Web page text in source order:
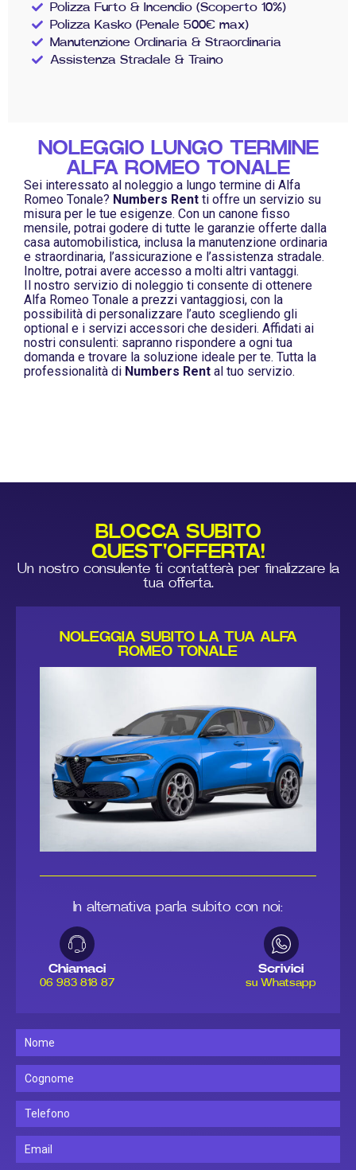
Polizza Furto & Incendio (Scoperto 10%)
Polizza Kasko (Penale 500€ max)
Manutenzione Ordinaria & Straordinaria
Assistenza Stradale & Traino
NOLEGGIO LUNGO TERMINE
ALFA ROMEO TONALE
Sei interessato al noleggio a lungo termine di Alfa
Romeo Tonale? Numbers Rent ti offre un servizio su
misura per le tue esigenze. Con un canone fisso
mensile, potrai godere di tutte le garanzie offerte dalla
casa automobilistica, inclusa la manutenzione ordinaria
e straordinaria, l’assicurazione e l’assistenza stradale.
Inoltre, potrai avere accesso a molti altri vantaggi.
Il nostro servizio di noleggio ti consente di ottenere
Alfa Romeo Tonale a prezzi vantaggiosi, con la
possibilità di personalizzare l’auto scegliendo gli
optional e i servizi accessori che desideri. Affidati ai
nostri consulenti: sapranno rispondere a ogni tua
domanda e trovare la soluzione ideale per te. Tutta la
professionalità di Numbers Rent al tuo servizio.
BLOCCA SUBITO
QUEST'OFFERTA!
Un nostro consulente ti contatterà per finalizzare la
tua offerta.
NOLEGGIA SUBITO LA TUA ALFA
ROMEO TONALE
In alternativa parla subito con noi:
Chiamaci
06 983 818 87
Scrivici
su Whatsapp